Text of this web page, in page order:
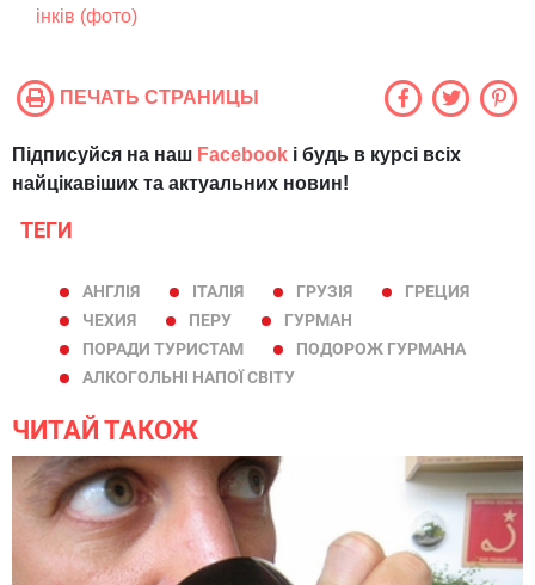
інків (фото)
ПЕЧАТЬ СТРАНИЦЫ
Підписуйся на наш Facebook і будь в курсі всіх
найцікавіших та актуальних новин!
ТЕГИ
АНГЛІЯ ІТАЛІЯ ГРУЗІЯ
ГРЕЦИЯ
ЧЕХИЯ
ПЕРУ
ГУРМАН
ПОРАДИ ТУРИСТАМ
ПОДОРОЖ ГУРМАНА
АЛКОГОЛЬНІ НАПОЇ СВІТУ
ЧИТАЙ ТАКОЖ